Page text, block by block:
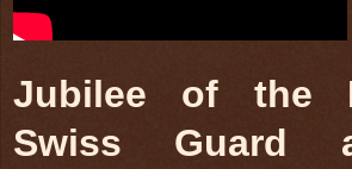
Jubilee of the
Swiss Guard